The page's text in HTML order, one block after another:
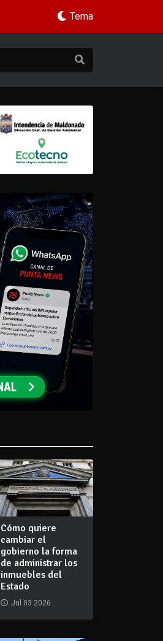
Tema
Cómo quiere
cambiar el
gobierno la forma
de administrar los
inmuebles del
Estado
Jul 03 2026